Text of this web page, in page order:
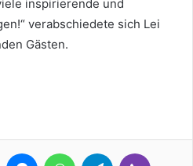
inspirierende und
verabschiedete sich Lei
Gästen.
Pinterest MessengerWhatsAppTelegram